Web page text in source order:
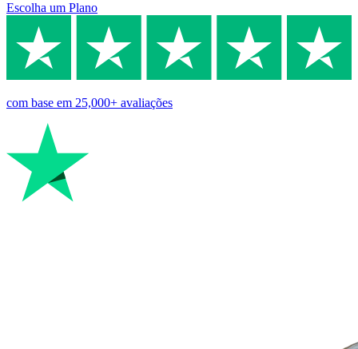
Escolha um Plano
com base em 25,000+ avaliações